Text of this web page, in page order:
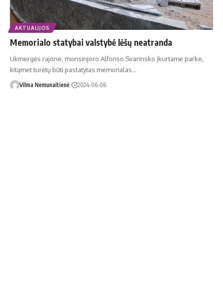
AKTUALIJOS
Memorialo statybai valstybė lėšų neatranda
Ukmergės rajone, monsinjoro Alfonso Svarinsko įkurtame parke,
kitąmet turėtų būti pastatytas memorialas…
Vilma Nemunaitienė 2024-06-06